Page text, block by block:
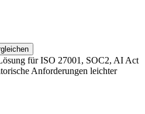
für ISO 27001, SOC2, AI Act
Anforderungen leichter